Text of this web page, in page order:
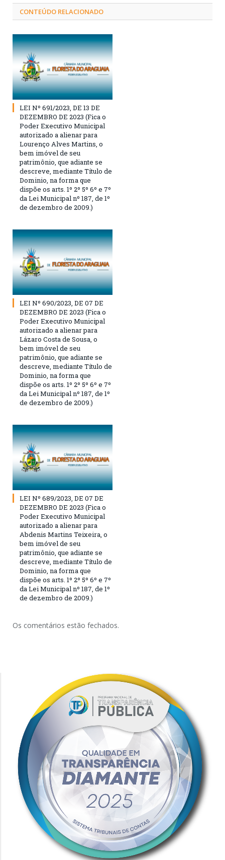
CONTEÚDO RELACIONADO
LEI Nº 691/2023, DE 13 DE
DEZEMBRO DE 2023 (Fica o
Poder Executivo Municipal
autorizado a alienar para
Lourenço Alves Martins, o
bem imóvel de seu
patrimônio, que adiante se
descreve, mediante Título de
Dominio, na forma que
dispõe os arts. 1º 2º 5º 6º e 7º
da Lei Municipal nº 187, de 1º
de dezembro de 2009.)
LEI Nº 690/2023, DE 07 DE
DEZEMBRO DE 2023 (Fica o
Poder Executivo Municipal
autorizado a alienar para
Lázaro Costa de Sousa, o
bem imóvel de seu
patrimônio, que adiante se
descreve, mediante Título de
Dominio, na forma que
dispõe os arts. 1º 2º 5º 6º e 7º
da Lei Municipal nº 187, de 1º
de dezembro de 2009.)
LEI Nº 689/2023, DE 07 DE
DEZEMBRO DE 2023 (Fica o
Poder Executivo Municipal
autorizado a alienar para
Abdenis Martins Teixeira, o
bem imóvel de seu
patrimônio, que adiante se
descreve, mediante Título de
Dominio, na forma que
dispõe os arts. 1º 2º 5º 6º e 7º
da Lei Municipal nº 187, de 1º
de dezembro de 2009.)
Os comentários estão fechados.